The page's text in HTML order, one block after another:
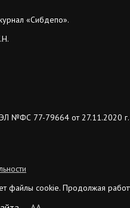
«Сибдепо».
№ФС 77-79664 от 27.11.2020
файлы cookie. Продолжая